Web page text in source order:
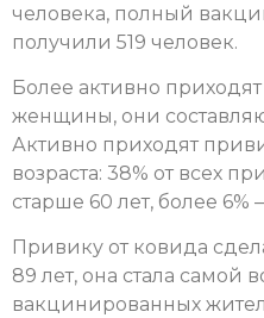
человека, полный
получили 519 человек.
Более активно
женщины, они
Активно приходят
возраста: 38% от всех
старше 60 лет, более 6%
Привику от ковида
89 лет, она стала самой
вакцинированных